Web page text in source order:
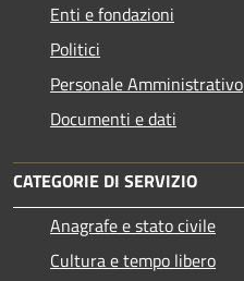
Enti e fondazioni
Politici
Personale Amministrativo
Documenti e dati
CATEGORIE DI SERVIZIO
Anagrafe e stato civile
Cultura e tempo libero